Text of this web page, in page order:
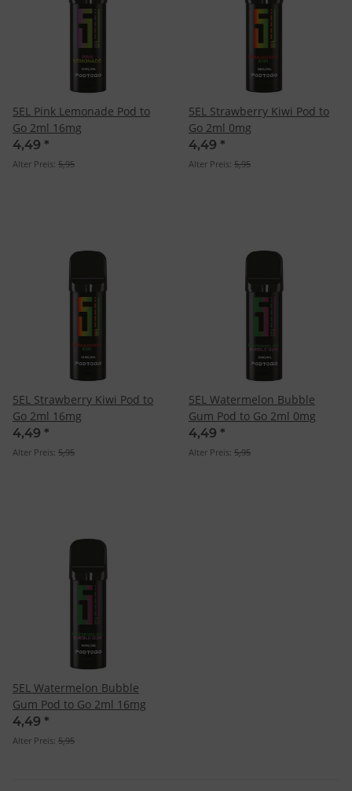
5EL Pink Lemonade Pod to
Go 2ml 16mg
4,49 *
Alter Preis: 5,95
5EL Strawberry Kiwi Pod to
Go 2ml 0mg
4,49 *
Alter Preis: 5,95
5EL Strawberry Kiwi Pod to
Go 2ml 16mg
4,49 *
Alter Preis: 5,95
5EL Watermelon Bubble
Gum Pod to Go 2ml 0mg
4,49 *
Alter Preis: 5,95
5EL Watermelon Bubble
Gum Pod to Go 2ml 16mg
4,49 *
Alter Preis: 5,95